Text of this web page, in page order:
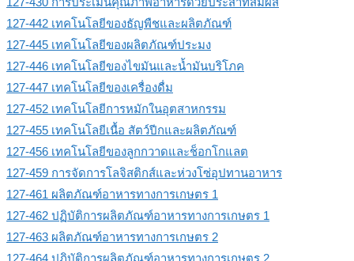
127-442 เทคโนโลยีของธัญพืชและผลิตภัณฑ์
127-445 เทคโนโลยีของผลิตภัณฑ์ประมง
127-446 เทคโนโลยีของไขมันและน้ำมันบริโภค
127-447 เทคโนโลยีของเครื่องดื่ม
127-452 เทคโนโลยีการหมักในอุตสาหกรรม
127-455 เทคโนโลยีเนื้อ สัตว์ปีกและผลิตภัณฑ์
127-456 เทคโนโลยีของลูกกวาดและช็อกโกแลต
127-459 การจัดการโลจิสติกส์และห่วงโซ่อุปทานอาหาร
127-461 ผลิตภัณฑ์อาหารทางการเกษตร 1
127-462 ปฏิบัติการผลิตภัณฑ์อาหารทางการเกษตร 1
127-463 ผลิตภัณฑ์อาหารทางการเกษตร 2
127-464 ปฏิบัติการผลิตภัณฑ์อาหารทางการเกษตร 2